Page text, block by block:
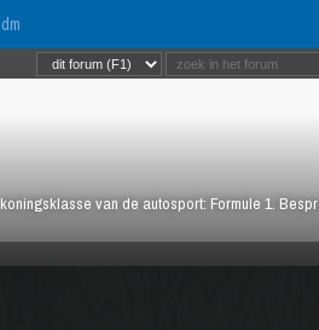
dm
van de autosport: Formule 1.